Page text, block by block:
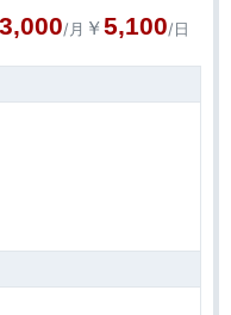
/月 ￥5,100/日